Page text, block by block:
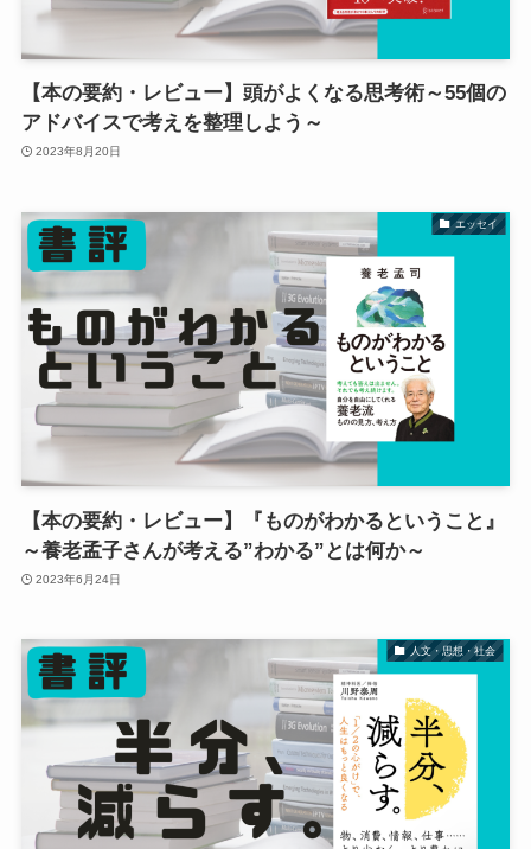
【本の要約・レビュー】頭がよくなる思考術～55個の
アドバイスで考えを整理しよう～
2023年8月20日
エッセイ
【本の要約・レビュー】『ものがわかるということ』
～養老孟子さんが考える”わかる”とは何か～
2023年6月24日
人文・思想・社会